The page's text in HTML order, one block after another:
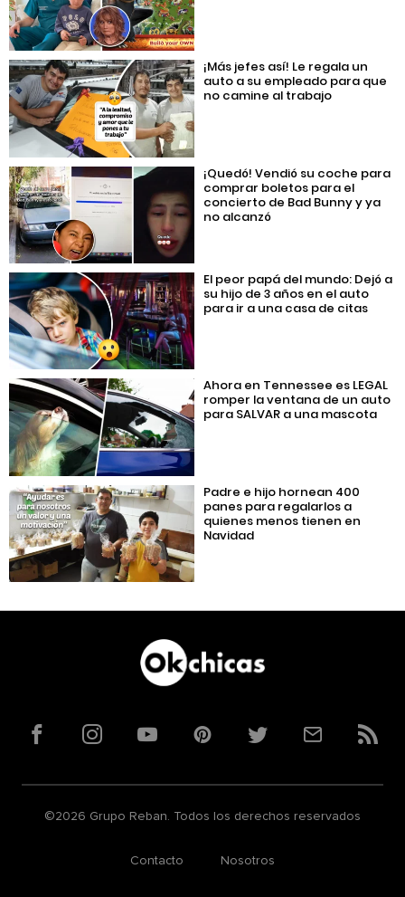
¡Más jefes así! Le regala un
auto a su empleado para que
no camine al trabajo
¡Quedó! Vendió su coche para
comprar boletos para el
concierto de Bad Bunny y ya
no alcanzó
El peor papá del mundo: Dejó a
su hijo de 3 años en el auto
para ir a una casa de citas
Ahora en Tennessee es LEGAL
romper la ventana de un auto
para SALVAR a una mascota
Padre e hijo hornean 400
panes para regalarlos a
quienes menos tienen en
Navidad
FacebookInstagramYouTubePinterestTwitterCorreoRSS
©2026 Grupo Reban. Todos los derechos reservados
Contacto Nosotros